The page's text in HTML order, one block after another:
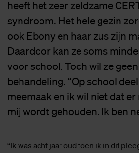
heeft het zeer zeldzame
syndroom. Het hele gezin
ook Ebony en haar zus zijn
Daardoor kan ze soms
voor school. Toch wil ze
behandeling. “Op school
meemaak en ik wil niet dat
mij wordt gehouden. Ik ben
“Ik was acht jaar oud toen ik in dit